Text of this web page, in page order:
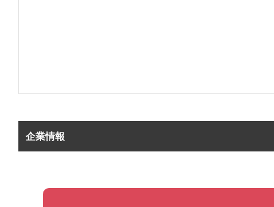
企業情報